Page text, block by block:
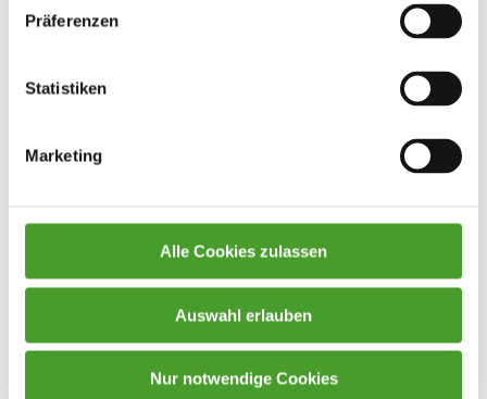
Präferenzen
Statistiken
Marketing
Alle Cookies zulassen
Auswahl erlauben
Nur notwendige Cookies
Mag. Josef Lehner
Claudia Martinek-
Atatah